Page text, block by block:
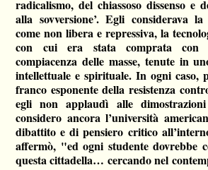
radicalismo, del chiassoso dissenso e
alla sovversione’. Egli considerava la
come non libera e repressiva, la
con cui era stata comprata con
compiacenza delle masse, tenute in
intellettuale e spirituale. In ogni caso,
franco esponente della resistenza
egli non applaudì alle
considero ancora l’università
dibattito e di pensiero critico
affermò, "ed ogni studente dovrebbe
questa cittadella… cercando nel